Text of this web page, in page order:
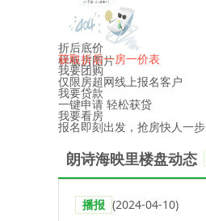
样板房图片
折后底价
获取折后一房一价表
我要团购
仅限房超网线上报名客户
我要贷款
一键申请 轻松获贷
我要看房
报名即刻出发，抢房快人一步
朗诗海映里楼盘动态
播报 (2024-04-10)